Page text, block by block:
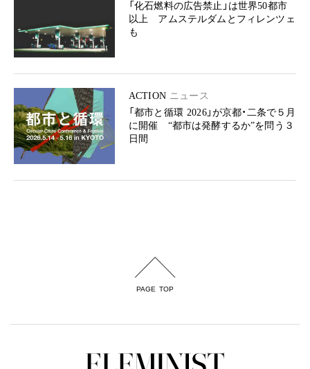
「化石燃料の広告禁止」は世界50都市
以上 アムステルダムとフィレンツェ
も
ACTION ニュース
「都市と循環 2026」が京都・二条で５月
に開催 “都市は発酵するか”を問う３
日間
PAGE TOP